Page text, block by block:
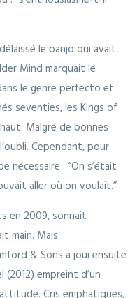
le banjo qui avait
Mind marquait le
le genre perfecto et
seventies, les Kings of
Malgré de bonnes
Cependant, pour
nécessaire : “On s’était
aller où on voulait.”
en 2009, sonnait
main. Mais
& Sons a joui ensuite
empreint d’un
Cris emphatiques,